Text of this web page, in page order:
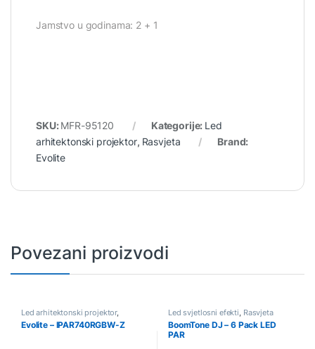
Jamstvo u godinama: 2 + 1
SKU:MFR-95120 Kategorije: Led
arhitektonski projektor, Rasvjeta
Brand:
Evolite
Povezani proizvodi
Led arhitektonski projektor,
Rasvjeta
Evolite – IPAR740RGBW-Z
Led svjetlosni efekti Rasvjeta
BoomTone DJ – 6 Pack LED
PAR